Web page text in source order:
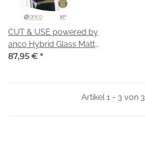
CUT & USE powered by
anco Hybrid Glass Matt
DRY 7,0 Zoll Rohlinge -
87,95 € *
Artikel 1 - 3 von 3